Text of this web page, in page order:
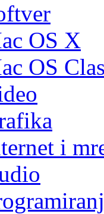
OS X
OS
i